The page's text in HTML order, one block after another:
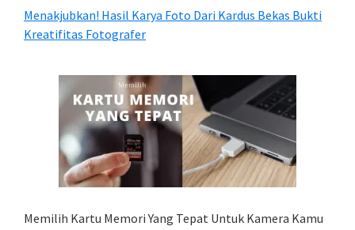
Menakjubkan! Hasil Karya Foto Dari Kardus Bekas Bukti
Kreatifitas Fotografer
Memilih Kartu Memori Yang Tepat Untuk Kamera Kamu